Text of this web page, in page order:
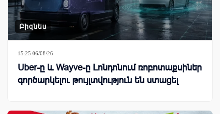
Բիզնես
15:25 06/08/26
Uber-ը և Wayve-ը Լոնդոնում ռոբոտաքսիներ
գործարկելու թույլտվություն են ստացել